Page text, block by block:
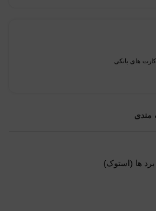
های بانکی
مندی
برد ها (استوک)